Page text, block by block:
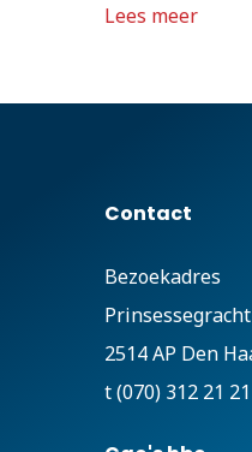
Lees meer
Contact
Bezoekadres
2514 AP Den
t (070) 312 21 21